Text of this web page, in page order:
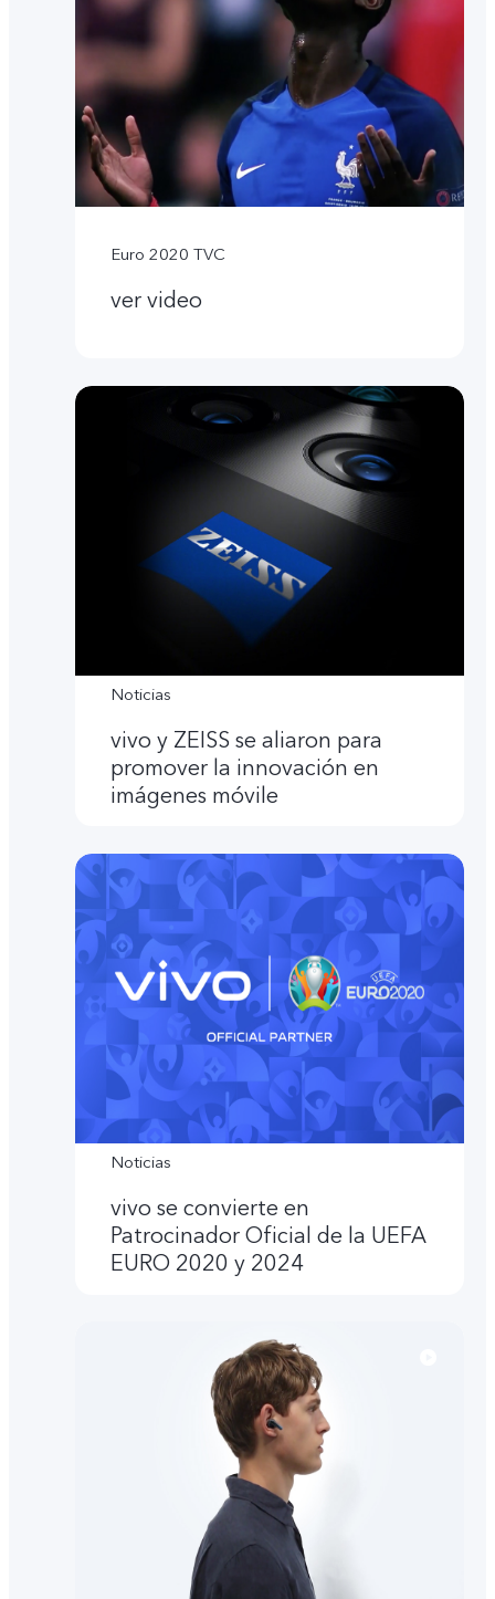
Euro 2020 TVC
ver video
Noticias
vivo y ZEISS se aliaron para
promover la innovación en
imágenes móvile
Noticias
vivo se convierte en
Patrocinador Oficial de la UEFA
EURO 2020 y 2024